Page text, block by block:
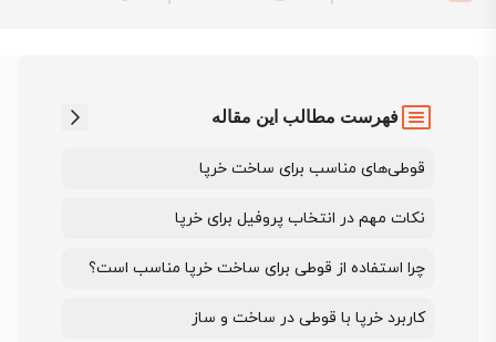
فهرست مطالب این مقاله
قوطی‌های مناسب برای ساخت خرپا
نکات مهم در انتخاب پروفیل برای خرپا
چرا استفاده از قوطی برای ساخت خرپا مناسب است؟
کاربرد خرپا با قوطی در ساخت و ساز